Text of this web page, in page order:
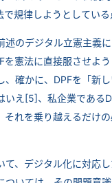
で規律しようとしている
のデジタル立憲主義
を憲法に直接服させよ
、確かに、DPFを「新
いえ[5]、私企業である
それを乗り越えるだけ
、デジタル化に対応